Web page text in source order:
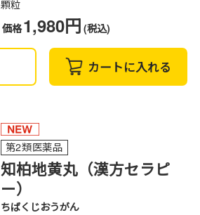
顆粒
価格1,980円 (税込)
カートに入れる
第2類医薬品
知柏地黄丸（漢方セラピ
ー）
ちばくじおうがん